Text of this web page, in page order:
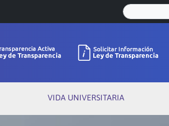
VIDA UNIVERSITARIA